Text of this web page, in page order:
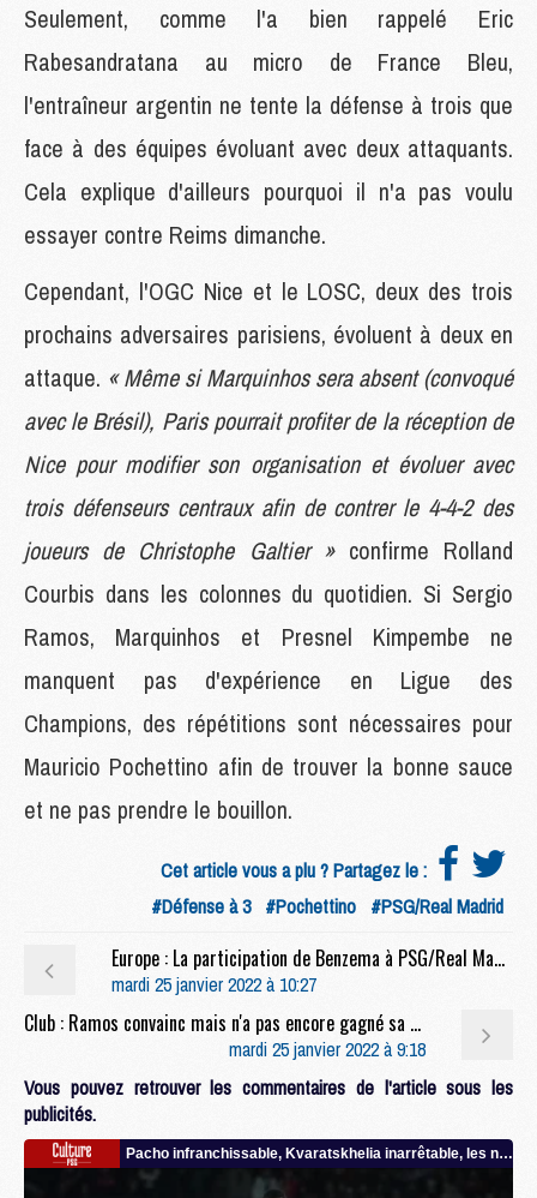
Seulement, comme l'a bien rappelé Eric
Rabesandratana au micro de France Bleu,
l'entraîneur argentin ne tente la défense à trois que
face à des équipes évoluant avec deux attaquants.
Cela explique d'ailleurs pourquoi il n'a pas voulu
essayer contre Reims dimanche.
Cependant, l'OGC Nice et le LOSC, deux des trois
prochains adversaires parisiens, évoluent à deux en
attaque. « Même si Marquinhos sera absent (convoqué
avec le Brésil), Paris pourrait profiter de la réception de
Nice pour modifier son organisation et évoluer avec
trois défenseurs centraux afin de contrer le 4-4-2 des
joueurs de Christophe Galtier » confirme Rolland
Courbis dans les colonnes du quotidien. Si Sergio
Ramos, Marquinhos et Presnel Kimpembe ne
manquent pas d'expérience en Ligue des
Champions, des répétitions sont nécessaires pour
Mauricio Pochettino afin de trouver la bonne sauce
et ne pas prendre le bouillon.
Cet article vous a plu ? Partagez le :
#Défense à 3 #Pochettino #PSG/Real Madrid
Europe : La participation de Benzema à PSG/Real Madrid pas remise en cause
mardi 25 janvier 2022 à 10:27
Club : Ramos convainc mais n'a pas encore gagné sa place
mardi 25 janvier 2022 à 9:18
Vous pouvez retrouver les commentaires de l'article sous les
publicités.